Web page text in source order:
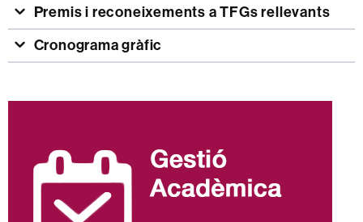
Premis i reconeixements a TFGs rellevants
Cronograma gràfic
Informació